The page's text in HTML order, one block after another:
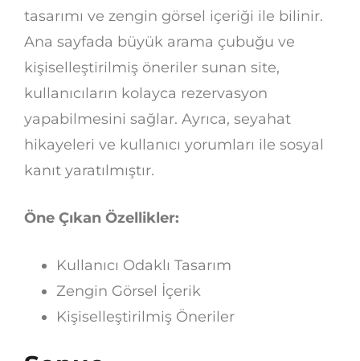
tasarımı ve zengin görsel içeriği ile bilinir.
Ana sayfada büyük arama çubuğu ve
kişiselleştirilmiş öneriler sunan site,
kullanıcıların kolayca rezervasyon
yapabilmesini sağlar. Ayrıca, seyahat
hikayeleri ve kullanıcı yorumları ile sosyal
kanıt yaratılmıştır.
Öne Çıkan Özellikler:
Kullanıcı Odaklı Tasarım
Zengin Görsel İçerik
Kişiselleştirilmiş Öneriler